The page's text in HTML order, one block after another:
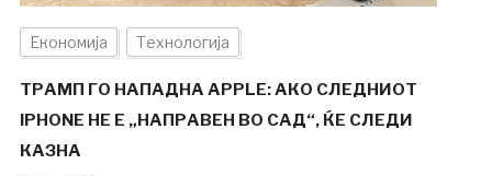
Економија Технологија
ТРАМП ГО НАПАДНА APPLE: АКО СЛЕДНИОТ
IPHONE НЕ Е „НАПРАВЕН ВО САД“, ЌЕ СЛЕДИ
КАЗНА